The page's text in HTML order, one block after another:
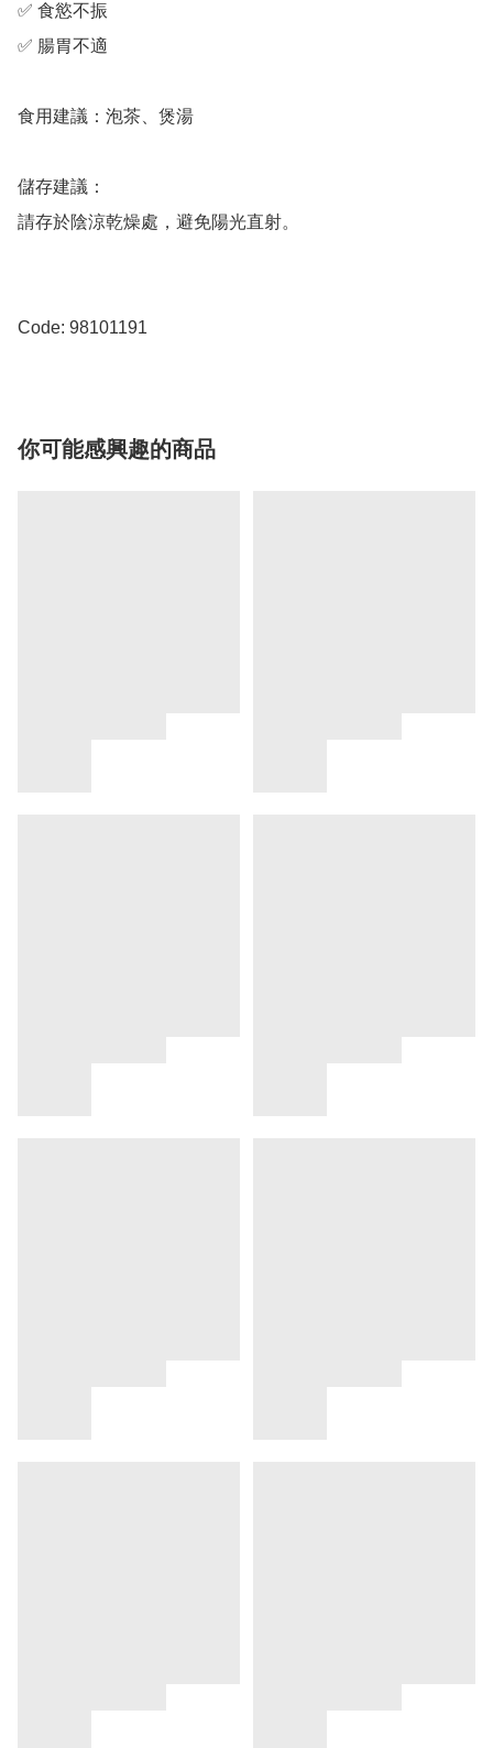
✅ 食慾不振
✅ 腸胃不適
食用建議：泡茶、煲湯
儲存建議：
請存於陰涼乾燥處，避免陽光直射。
Code: 98101191
你可能感興趣的商品